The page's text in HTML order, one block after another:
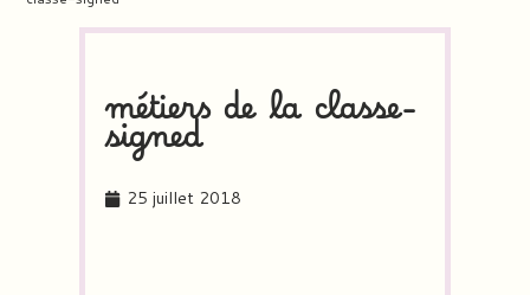
métiers de la classe-
signed
25 juillet 2018